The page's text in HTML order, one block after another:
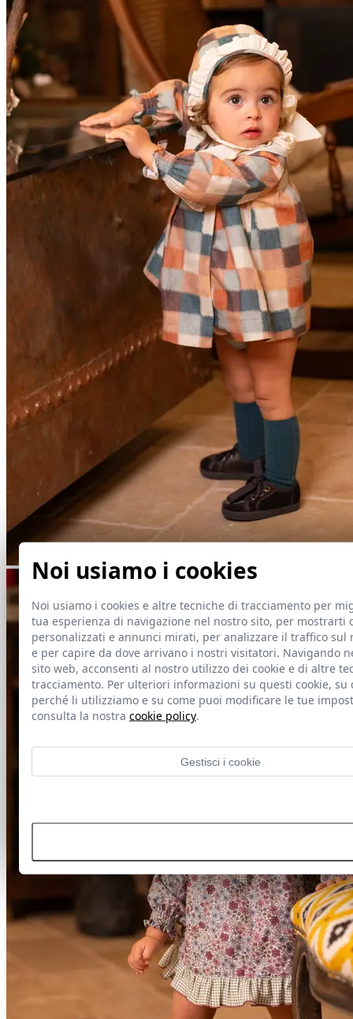
Noi usiamo i cookies
Noi usiamo i cookies e altre tecniche di tracciamento per
tua esperienza di navigazione nel nostro sito, per mostrarti
personalizzati e annunci mirati, per analizzare il traffico sul
e per capire da dove arrivano i nostri visitatori. Navigando
sito web, acconsenti al nostro utilizzo dei cookie e di altre
tracciamento. Per ulteriori informazioni su questi cookie, su
perché li utilizziamo e su come puoi modificare le tue
consulta la nostra cookie policy.
Gestisci i cookie